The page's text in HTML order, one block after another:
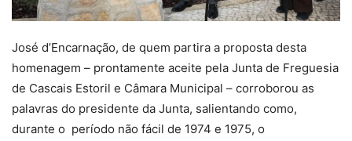
José d’Encarnação, de quem partira a proposta desta
homenagem – prontamente aceite pela Junta de Freguesia
de Cascais Estoril e Câmara Municipal – corroborou as
palavras do presidente da Junta, salientando como,
durante o período não fácil de 1974 e 1975, o